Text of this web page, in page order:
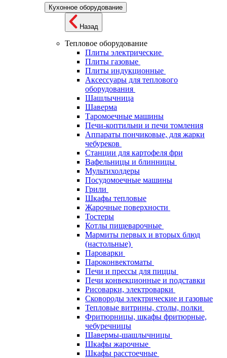
Кухонное оборудование
Назад
Тепловое оборудование
Плиты электрические
Плиты газовые
Плиты индукционные
Аксессуары для теплового
оборудования
Шашлычница
Шаверма
Таромоечные машины
Печи-коптильни и печи томления
Аппараты пончиковые, для жарки
чебуреков
Станции для картофеля фри
Вафельницы и блинницы
Мультихолдеры
Посудомоечные машины
Грили
Шкафы тепловые
Жарочные поверхности
Тостеры
Котлы пищеварочные
Мармиты первых и вторых блюд
(настольные)
Пароварки
Пароконвектоматы
Печи и прессы для пиццы
Печи конвекционные и подставки
Рисоварки, электроварки
Сковороды электрические и газовые
Тепловые витрины, столы, полки
Фритюрницы, шкафы фритюрные,
чебуречницы
Шавермы-шашлычницы
Шкафы жарочные
Шкафы расстоечные